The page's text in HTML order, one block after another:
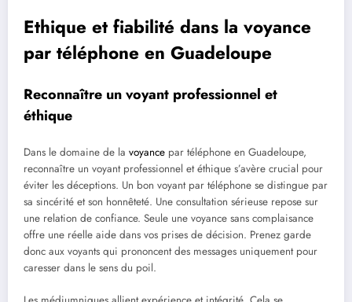
Ethique et fiabilité dans la voyance
par téléphone en Guadeloupe
Reconnaître un voyant professionnel et
éthique
Dans le domaine de la voyance par téléphone en Guadeloupe,
reconnaître un voyant professionnel et éthique s’avère crucial pour
éviter les déceptions. Un bon voyant par téléphone se distingue par
sa sincérité et son honnêteté. Une consultation sérieuse repose sur
une relation de confiance. Seule une voyance sans complaisance
offre une réelle aide dans vos prises de décision. Prenez garde
donc aux voyants qui prononcent des messages uniquement pour
caresser dans le sens du poil.